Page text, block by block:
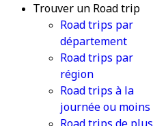
Trouver un Road trip
Road trips par
département
Road trips par
région
Road trips à la
journée ou moins